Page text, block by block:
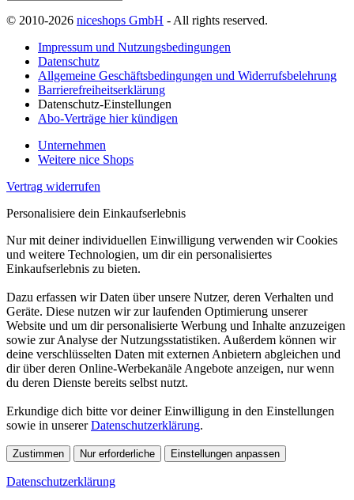
© 2010-2026 niceshops GmbH - All rights reserved.
Impressum und Nutzungsbedingungen
Datenschutz
Allgemeine Geschäftsbedingungen und Widerrufsbelehrung
Barrierefreiheitserklärung
Datenschutz-Einstellungen
Abo-Verträge hier kündigen
Unternehmen
Weitere nice Shops
Vertrag widerrufen
Personalisiere dein Einkaufserlebnis
Nur mit deiner individuellen Einwilligung verwenden wir Cookies
und weitere Technologien, um dir ein personalisiertes
Einkaufserlebnis zu bieten.
Dazu erfassen wir Daten über unsere Nutzer, deren Verhalten und
Geräte. Diese nutzen wir zur laufenden Optimierung unserer
Website und um dir personalisierte Werbung und Inhalte anzuzeigen
sowie zur Analyse der Nutzungsstatistiken. Außerdem können wir
deine verschlüsselten Daten mit externen Anbietern abgleichen und
dir über deren Online-Werbekanäle Angebote anzeigen, nur wenn
du deren Dienste bereits selbst nutzt.
Erkundige dich bitte vor deiner Einwilligung in den Einstellungen
sowie in unsererDatenschutzerklärung.
Zustimmen Nur erforderliche Einstellungen anpassen
Datenschutzerklärung